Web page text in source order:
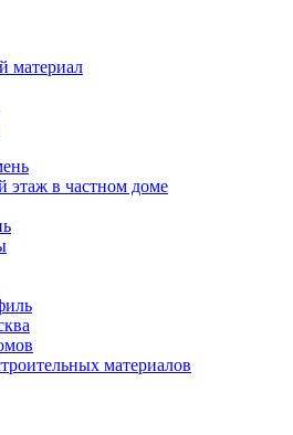
материал
этаж в частном доме
материалов